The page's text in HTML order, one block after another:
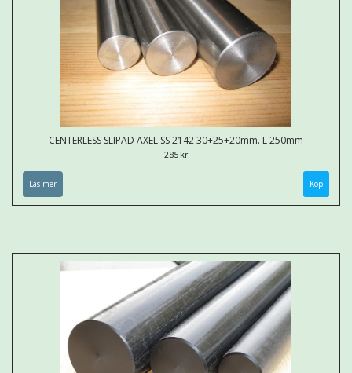
CENTERLESS SLIPAD AXEL SS 2142 30+25+20mm. L 250mm
285 kr
Läs mer Köp